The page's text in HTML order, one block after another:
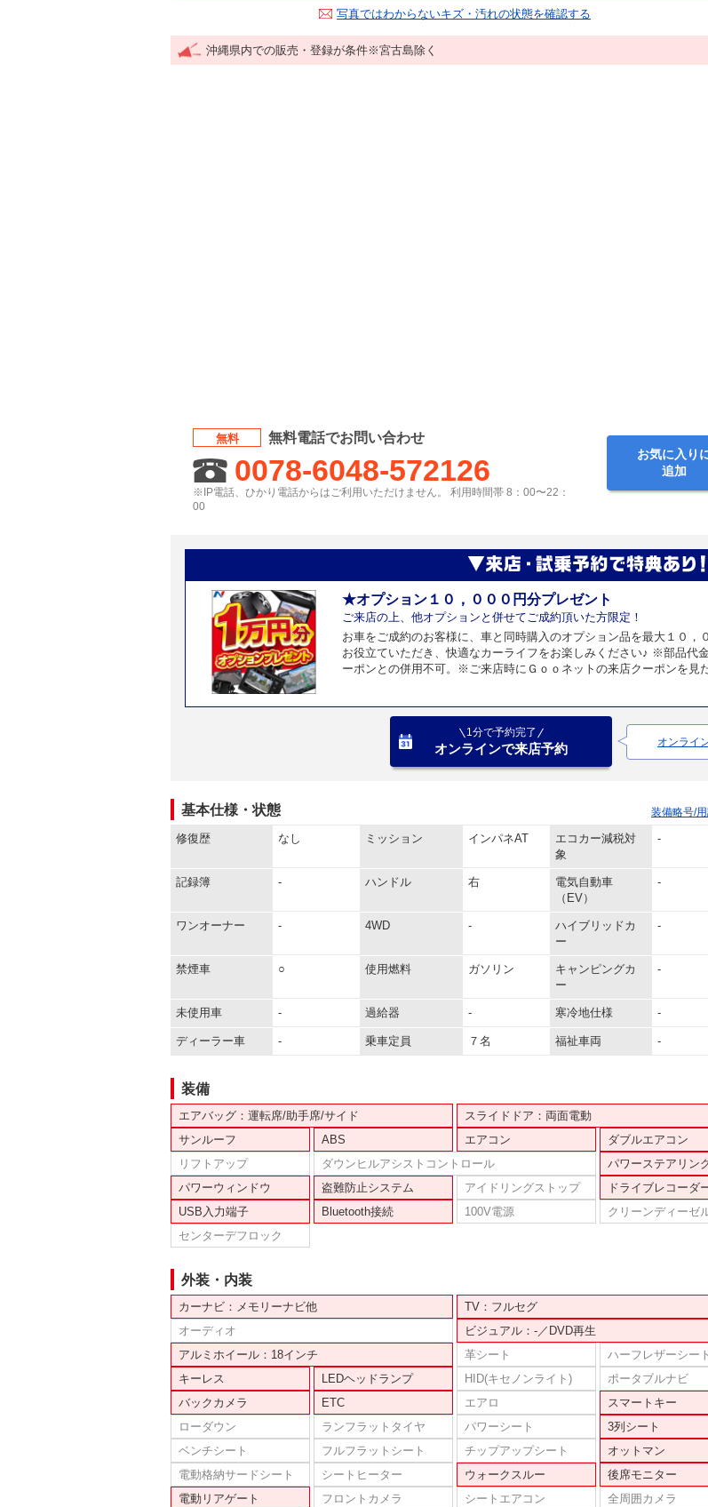
写真ではわからないキズ・汚れの状態を確認する
沖縄県内での販売・登録が条件※宮古島除く
無料 無料電話でお問い合わせ
0078-6048-572126
※IP電話、ひかり電話からはご利用いただけません。 利用時間帯 8：00〜22：
00
お気に入り
追加
★オプション１０，０００円分プレゼント
ご来店の上、他オプションと併せてご成約頂いた方限定！
お車をご成約のお客様に、車と同時購入のオプション品を最大１０
お役立ていただき、快適なカーライフをお楽しみください♪ ※部品代
ーポンとの併用不可。※ご来店時にＧｏｏネットの来店クーポンを見
1分で予約完了
オンラインで来店予約 オンライ
基本仕様・状態 装備略号/
修復歴 なし ミッション インパネAT
エコカー減税対
象
-
記録簿 - ハンドル 右
電気自動車
（EV）
-
ワンオーナー - 4WD -
ハイブリッドカ
ー
-
禁煙車 ○ 使用燃料 ガソリン
キャンピングカ
ー
-
未使用車 - 過給器 - 寒冷地仕様 -
ディーラー車 - 乗車定員 ７名 福祉車両 -
装備
エアバッグ：運転席/助手席/サイド
スライドドア：両面電動
サンルーフ
ABS エアコン
ダブルエアコン
リフトアップ
ダウンヒルアシストコントロール
パワーステアリン
パワーウィンドウ
盗難防止システム アイドリングストップ
ドライブレコーダ
USB入力端子
Bluetooth接続 100V電源
クリーンディーゼ
センターデフロック
外装・内装
カーナビ：メモリーナビ他
TV：フルセグ
オーディオ
ビジュアル：-／DVD再生
アルミホイール：18インチ
革シート
ハーフレザーシート
キーレス
LEDヘッドランプ HID(キセノンライト)
ポータブルナビ
バックカメラ
ETC エアロ
スマートキー
ローダウン
ランフラットタイヤ パワーシート
3列シート
ベンチシート
フルフラットシート チップアップシート
オットマン
電動格納サードシート
シートヒーター ウォークスルー
後席モニター
電動リアゲート
フロントカメラ シートエアコン
全周囲カメラ